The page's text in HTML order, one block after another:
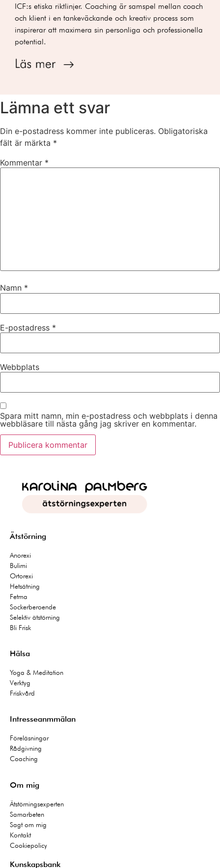
ICF:s etiska riktlinjer. Coaching är samspel mellan coach
och klient i en tankeväckande och kreativ process som
inspirerar att maximera sin personliga och professionella
potential.
Lämna ett svar
Din e-postadress kommer inte publiceras. Obligatoriska
fält är märkta *
Kommentar *
Namn *
E-postadress *
Webbplats
Spara mitt namn, min e-postadress och webbplats i denna
webbläsare till nästa gång jag skriver en kommentar.
Ätstörning
Anorexi
Bulimi
Ortorexi
Hetsätning
Fetma
Sockerberoende
Selektiv ätstörning
Bli Frisk
Hälsa
Yoga & Meditation
Verktyg
Friskvård
Intresseanmmälan
Föreläsningar
Rådgivning
Coaching
Om mig
Ätstörningsexperten
Samarbeten
Sagt om mig
Kontakt
Cookiepolicy
Kunskapsbank